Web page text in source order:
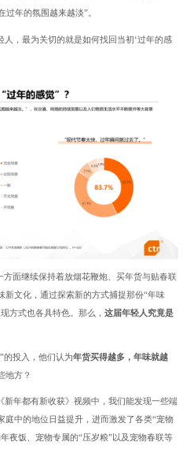
过年的氛围越来越淡”。
人，最为关切的就是如何找回当初‘过年的感
方面继续保持着放烟花鞭炮、买年货与贴春联
新文化，通过探索新的方式捕捉那份“年味
方式也各具特色。那么， 这届年轻人究竟是
的投入，他们认为年货买得越多，年味就越
地方？
新年都有新收获》视频中，我们能发现一些端
庭中的地位日益提升，进而激发了各类“宠物
夜饭、宠物专属的“压岁粮”以及宠物春联等